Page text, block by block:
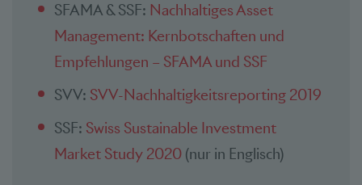
SFAMA & SSF: Nachhaltiges Asset
Management: Kernbotschaften und
Empfehlungen – SFAMA und SSF
SVV: SVV-Nachhaltigkeitsreporting 2019
SSF: Swiss Sustainable Investment
Market Study 2020 (nur in Englisch)